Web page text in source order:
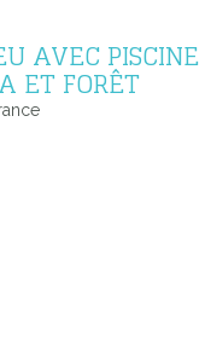
AVEC PISCINE
ET FORÊT